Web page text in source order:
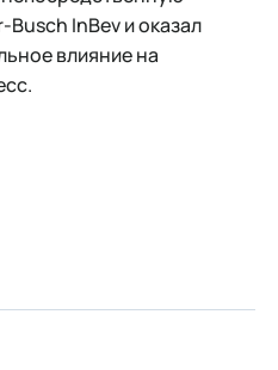
InBev и оказал
влияние на